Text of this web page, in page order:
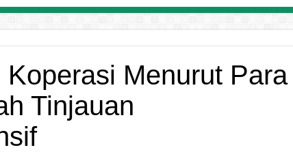
Koperasi Menurut Para
Tinjauan